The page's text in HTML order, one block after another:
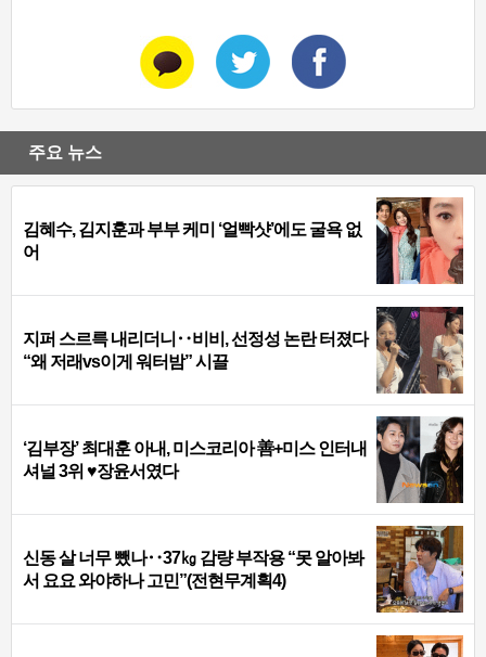
주요 뉴스
김혜수, 김지훈과 부부 케미 ‘얼빡샷’에도 굴욕 없
어
지퍼 스르륵 내리더니‥비비, 선정성 논란 터졌다
“왜 저래vs이게 워터밤” 시끌
‘김부장’ 최대훈 아내, 미스코리아 善+미스 인터내
셔널 3위 ♥장윤서였다
신동 살 너무 뺐나‥37㎏ 감량 부작용 “못 알아봐
서 요요 와야하나 고민”(전현무계획4)